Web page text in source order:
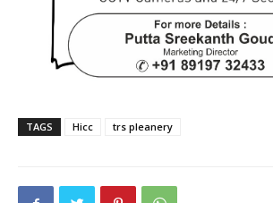
TAGS Hicc trs pleanery